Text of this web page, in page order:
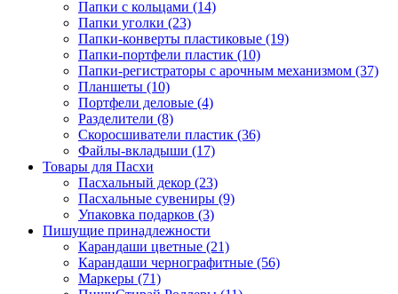
Папки с кольцами (14)
Папки уголки (23)
Папки-конверты пластиковые (19)
Папки-портфели пластик (10)
Папки-регистраторы с арочным механизмом (37)
Планшеты (10)
Портфели деловые (4)
Разделители (8)
Скоросшиватели пластик (36)
Файлы-вкладыши (17)
Товары для Пасхи
Пасхальный декор (23)
Пасхальные сувениры (9)
Упаковка подарков (3)
Пишущие принадлежности
Карандаши цветные (21)
Карандаши чернографитные (56)
Маркеры (71)